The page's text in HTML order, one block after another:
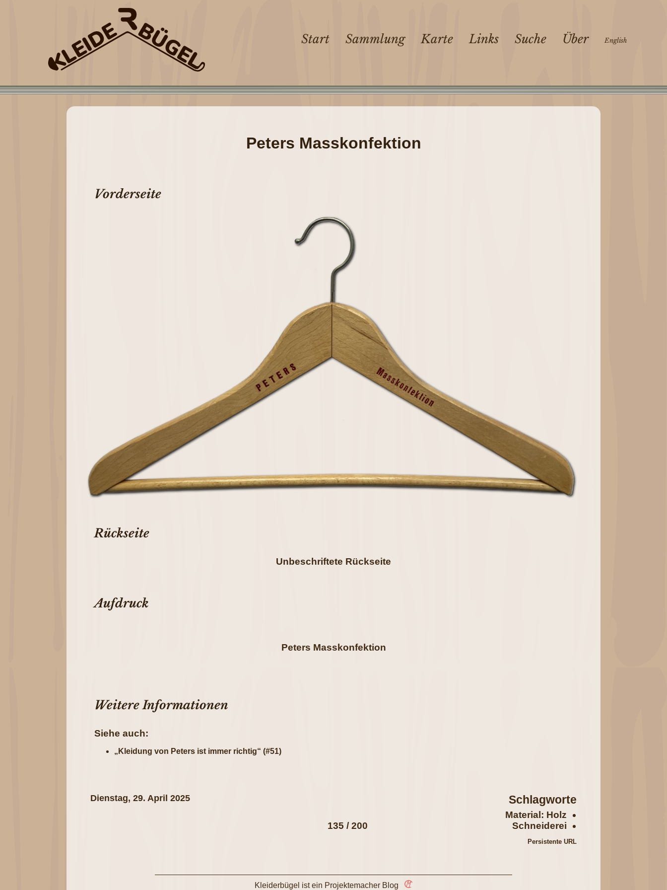
Start Sammlung Karte Links Suche Über English
Peters Masskonfektion
Vorderseite
Rückseite
Unbeschriftete Rückseite
Aufdruck
Peters Masskonfektion
Weitere Informationen
Siehe auch:
„Kleidung von Peters ist immer richtig“ (#51)
Dienstag, 29. April 2025
135 / 200
Schlagworte
Material: Holz
Schneiderei
Persistente URL
Kleiderbügel ist ein Projektemacher Blog